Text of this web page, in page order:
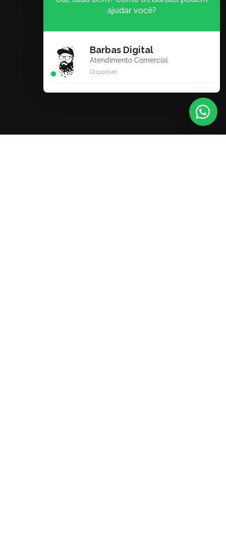
ajudar você?
Barbas Digital
Atendimento Comercial
Disponível